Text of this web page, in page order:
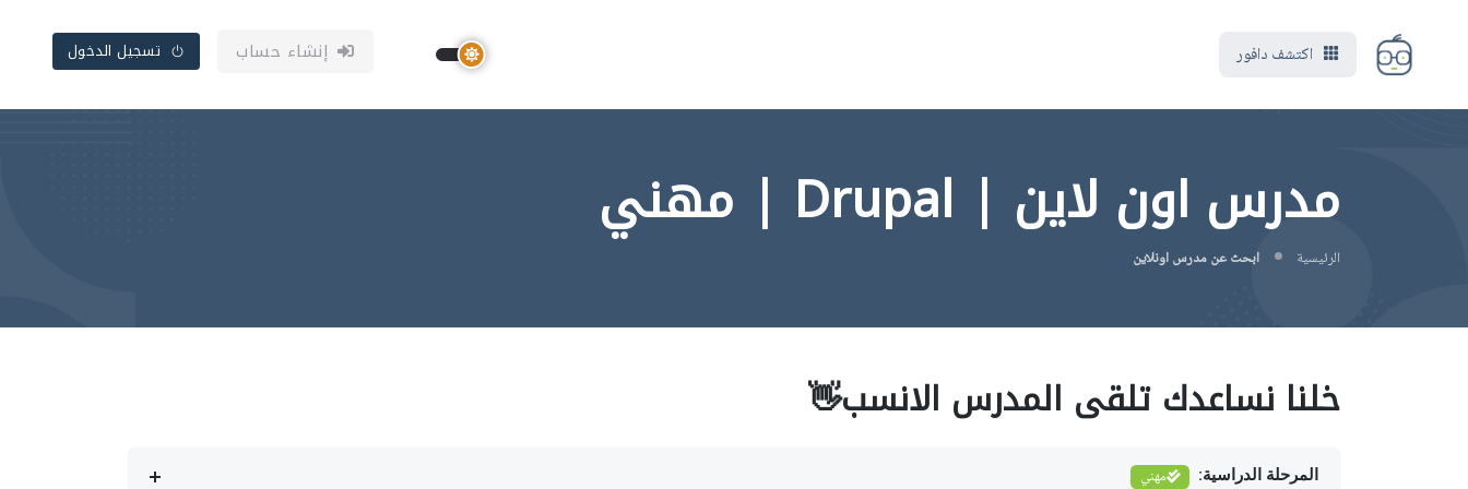
اكتشف دافور إنشاء حساب تسجيل الدخول
مدرس اون لاين | Drupal | مهني
الرئيسية ابحث عن مدرس اونلاين
خلنا نساعدك تلقى المدرس الانسب👋
المرحلة الدراسية: مهني